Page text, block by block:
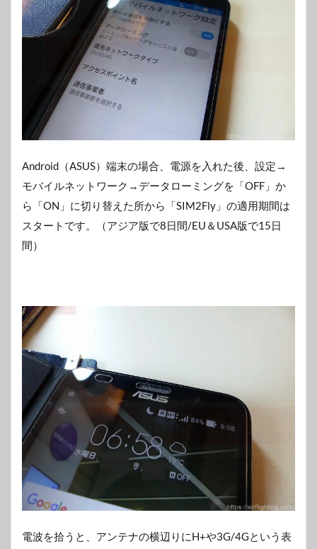
Android（ASUS）端末の場合、電源を入れた後、設定→
モバイルネットワーク→データローミングを「OFF」か
ら「ON」に切り替えた所から「SIM2Fly」の適用期間は
スタートです。（アジア版で8日間/EU＆USA版で15日
間）
電波を拾うと、アンテナの横辺りにH+や3G/4Gという表